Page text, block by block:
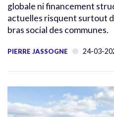
globale ni financement
actuelles risquent surtout
bras social des communes.
PIERRE JASSOGNE 24-03-